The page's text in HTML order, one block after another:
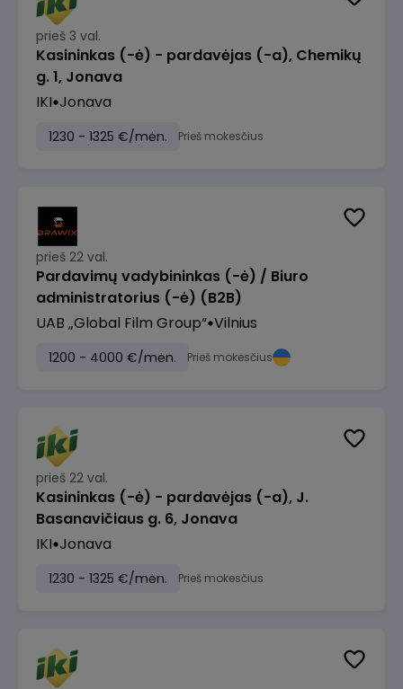
prieš 3 val.
Kasininkas (-ė) - pardavėjas (-a), Chemikų
g. 1, Jonava
IKI Jonava
1230 - 1325 €/mėn. Prieš mokesčius
prieš 22 val.
Pardavimų vadybininkas (-ė) / Biuro
administratorius (-ė) (B2B)
UAB „Global Film Group“ Vilnius
1200 - 4000 €/mėn. Prieš mokesčius
prieš 22 val.
Kasininkas (-ė) - pardavėjas (-a), J.
Basanavičiaus g. 6, Jonava
IKI Jonava
1230 - 1325 €/mėn. Prieš mokesčius